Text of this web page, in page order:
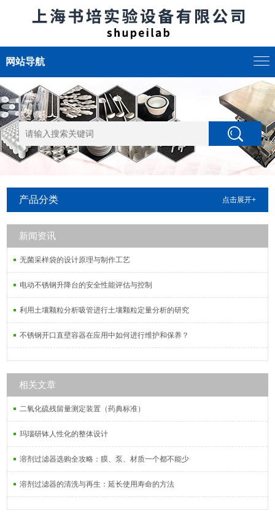
网站导航
产品分类 点击展开+
新闻资讯
无菌采样袋的设计原理与制作工艺
电动不锈钢升降台的安全性能评估与控制
利用土壤颗粒分析吸管进行土壤颗粒定量分析的研究
不锈钢开口直壁容器在应用中如何进行维护和保养？
相关文章
二氧化硫残留量测定装置（药典标准）
玛瑙研钵人性化的整体设计
溶剂过滤器选购全攻略：膜、泵、材质一个都不能少
溶剂过滤器的清洗与再生：延长使用寿命的方法